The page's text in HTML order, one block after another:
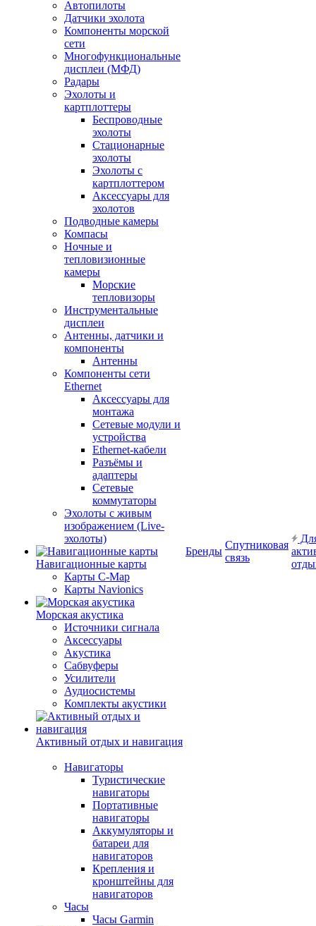
Автопилоты
Датчики эхолота
Компоненты морской
сети
Многофункциональные
дисплеи (МФД)
Радары
Эхолоты и
картплоттеры
Беспроводные
эхолоты
Стационарные
эхолоты
Эхолоты с
картплоттером
Аксессуары для
эхолотов
Подводные камеры
Компасы
Ночные и
тепловизионные
камеры
Морские
тепловизоры
Инструментальные
дисплеи
Антенны, датчики и
компоненты
Антенны
Компоненты сети
Ethernet
Аксессуары для
монтажа
Сетевые модули и
устройства
Ethernet-кабели
Разъёмы и
адаптеры
Сетевые
коммутаторы
Эхолоты с живым
изображением (Live-
эхолоты)
Навигационные карты
Карты C-Map
Карты Navionics
Морская акустика
Источники сигнала
Аксессуары
Акустика
Сабвуферы
Усилители
Аудиосистемы
Комплекты акустики
Активный отдых и навигация
Навигаторы
Туристические
навигаторы
Портативные
навигаторы
Аккумуляторы и
батареи для
навигаторов
Крепления и
кронштейны для
навигаторов
Часы
Часы Garmin
Бренды
Спутниковая
связь